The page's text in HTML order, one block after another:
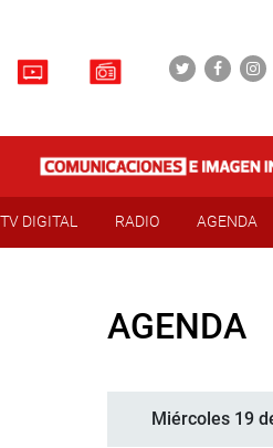
TV DIGITAL RADIO AGENDA
AGENDA
Miércoles 19